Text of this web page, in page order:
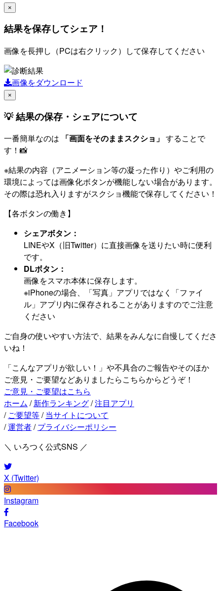
×
結果を保存してシェア！
画像を長押し（PCは右クリック）して保存してください
画像をダウンロード
×
💡 結果の保存・シェアについて
一番簡単なのは 「画面をそのままスクショ」 することで
す！📸
※結果の内容（アニメーション等の凝った作り）やご利用の
環境によっては画像化ボタンが機能しない場合があります。
その際は恐れ入りますがスクショ機能で保存してください！
【各ボタンの働き】
シェアボタン：
LINEやX（旧Twitter）に直接画像を送りたい時に便利
です。
DLボタン：
画像をスマホ本体に保存します。
※iPhoneの場合、「写真」アプリではなく「ファイ
ル」アプリ内に保存されることがありますのでご注意
ください
ご自身の使いやすい方法で、結果をみんなに自慢してくださ
いね！
「こんなアプリが欲しい！」や不具合のご報告やそのほか
ご意見・ご要望などありましたらこちらからどうぞ！
ご意見・ご要望はこちら
ホーム / 新作ランキング/注目アプリ
/ ご要望等/ 当サイトについて
/運営者/ プライバシーポリシー
＼ いろつく公式SNS ／
X (Twitter)
Instagram
Facebook